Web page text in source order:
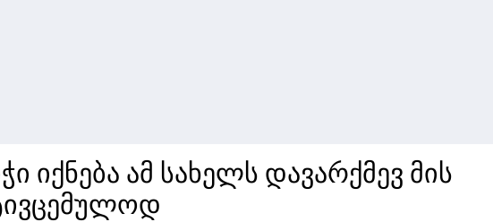
იქნება ამ სახელს დავარქმევ მის